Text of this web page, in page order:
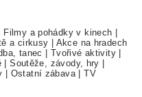
Filmy a pohádky v kinech
a cirkusy
Akce na hradech
tanec Tvořivé aktivity
|Soutěže, závody, hry
Ostatní zábava |TV